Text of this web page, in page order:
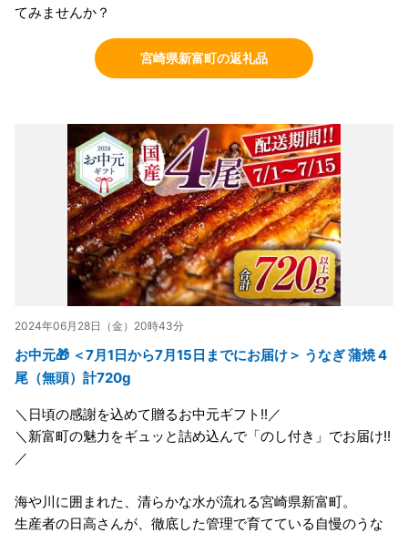
てみませんか？
宮崎県新富町の返礼品
2024年06月28日（金）20時43分
お中元🎁 ＜7月1日から7月15日までにお届け＞ うなぎ 蒲焼 4
尾（無頭）計720g
＼日頃の感謝を込めて贈るお中元ギフト!!／
＼新富町の魅力をギュッと詰め込んで「のし付き」でお届け!!
／
海や川に囲まれた、清らかな水が流れる宮崎県新富町。
生産者の日高さんが、徹底した管理で育てている自慢のうな